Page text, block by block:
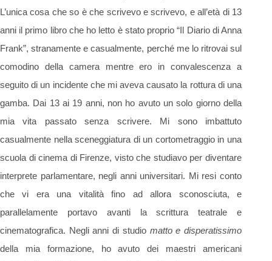
L’unica cosa che so è che scrivevo e scrivevo, e all’età di 13
anni il primo libro che ho letto è stato proprio “Il Diario di Anna
Frank”, stranamente e casualmente, perché me lo ritrovai sul
comodino della camera mentre ero in convalescenza a
seguito di un incidente che mi aveva causato la rottura di una
gamba. Dai 13 ai 19 anni, non ho avuto un solo giorno della
mia vita passato senza scrivere. Mi sono imbattuto
casualmente nella sceneggiatura di un cortometraggio in una
scuola di cinema di Firenze, visto che studiavo per diventare
interprete parlamentare, negli anni universitari. Mi resi conto
che vi era una vitalità fino ad allora sconosciuta, e
parallelamente portavo avanti la scrittura teatrale e
cinematografica. Negli anni di studio matto e disperatissimo
della mia formazione, ho avuto dei maestri americani